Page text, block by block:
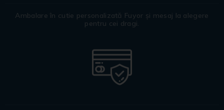
Ambalare în cutie personalizată Fuyor și mesaj la alegere
pentru cei dragi.